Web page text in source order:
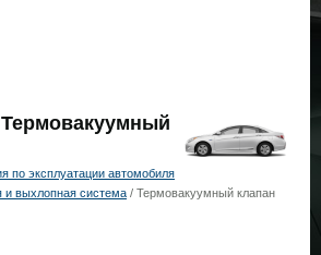
по эксплуатации автомобиля
и выхлопная система / Термовакуумный клапан